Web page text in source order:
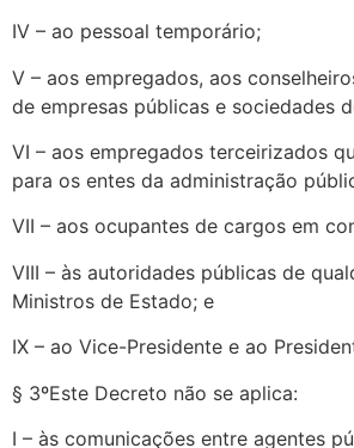
IV – ao pessoal temporário;
V – aos empregados, aos
de empresas públicas e sociedades
VI – aos empregados terceirizados
para os entes da administração
VII – aos ocupantes de cargos em
VIII – às autoridades públicas de
Ministros de Estado; e
IX – ao Vice-Presidente e ao
§ 3ºEste Decreto não se aplica:
I – às comunicações entre agentes